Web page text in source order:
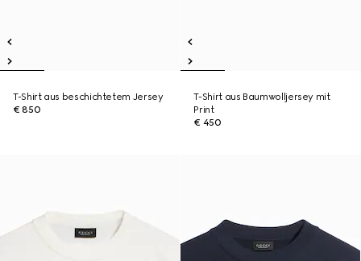
T-Shirt aus beschichtetem Jersey
€ 850
T-Shirt aus Baumwolljersey mit
Print
€ 450